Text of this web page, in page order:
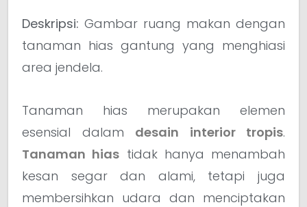
Deskripsi: Gambar ruang makan dengan
tanaman hias gantung yang menghiasi
area jendela.
Tanaman hias merupakan elemen
esensial dalam desain interior tropis.
Tanaman hias tidak hanya menambah
kesan segar dan alami, tetapi juga
membersihkan udara dan menciptakan